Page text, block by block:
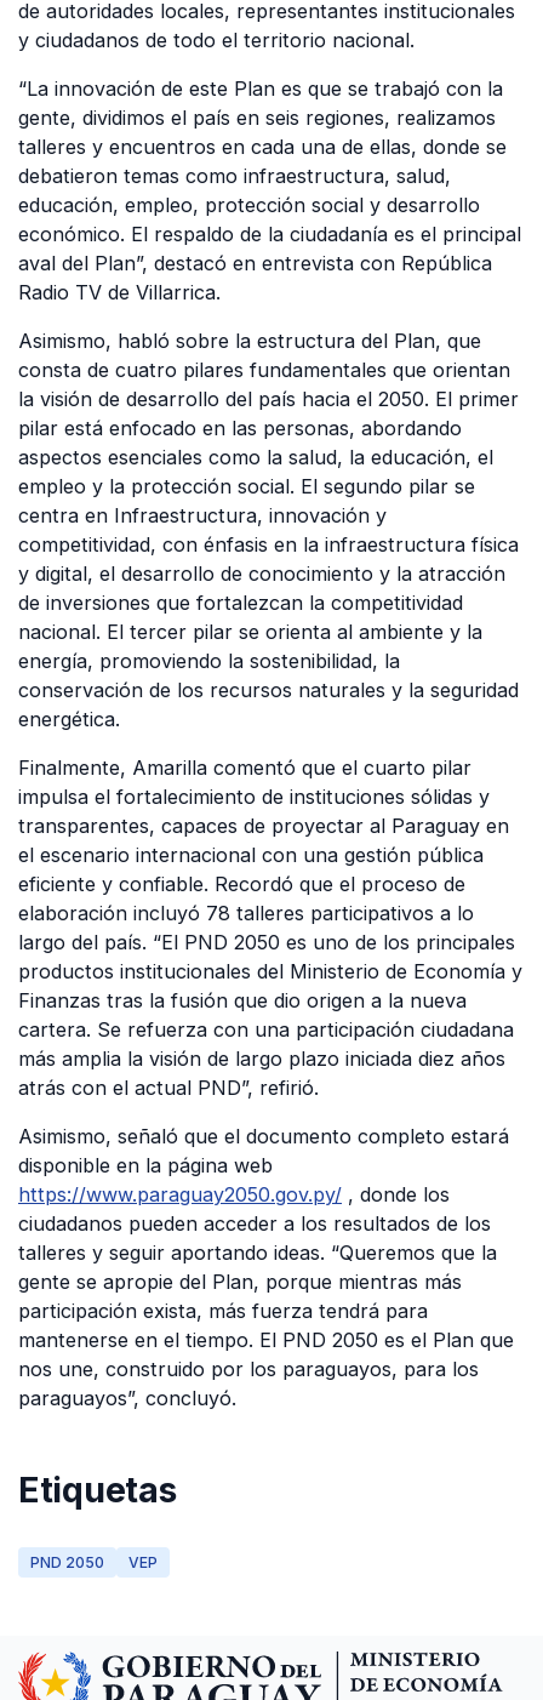
de autoridades locales, representantes institucionales
y ciudadanos de todo el territorio nacional.
“La innovación de este Plan es que se trabajó con la
gente, dividimos el país en seis regiones, realizamos
talleres y encuentros en cada una de ellas, donde se
debatieron temas como infraestructura, salud,
educación, empleo, protección social y desarrollo
económico. El respaldo de la ciudadanía es el principal
aval del Plan”, destacó en entrevista con República
Radio TV de Villarrica.
Asimismo, habló sobre la estructura del Plan, que
consta de cuatro pilares fundamentales que orientan
la visión de desarrollo del país hacia el 2050. El primer
pilar está enfocado en las personas, abordando
aspectos esenciales como la salud, la educación, el
empleo y la protección social. El segundo pilar se
centra en Infraestructura, innovación y
competitividad, con énfasis en la infraestructura física
y digital, el desarrollo de conocimiento y la atracción
de inversiones que fortalezcan la competitividad
nacional. El tercer pilar se orienta al ambiente y la
energía, promoviendo la sostenibilidad, la
conservación de los recursos naturales y la seguridad
energética.
Finalmente, Amarilla comentó que el cuarto pilar
impulsa el fortalecimiento de instituciones sólidas y
transparentes, capaces de proyectar al Paraguay en
el escenario internacional con una gestión pública
eficiente y confiable. Recordó que el proceso de
elaboración incluyó 78 talleres participativos a lo
largo del país. “El PND 2050 es uno de los principales
productos institucionales del Ministerio de Economía y
Finanzas tras la fusión que dio origen a la nueva
cartera. Se refuerza con una participación ciudadana
más amplia la visión de largo plazo iniciada diez años
atrás con el actual PND”, refirió.
Asimismo, señaló que el documento completo estará
disponible en la página web
https://www.paraguay2050.gov.py/ , donde los
ciudadanos pueden acceder a los resultados de los
talleres y seguir aportando ideas. “Queremos que la
gente se apropie del Plan, porque mientras más
participación exista, más fuerza tendrá para
mantenerse en el tiempo. El PND 2050 es el Plan que
nos une, construido por los paraguayos, para los
paraguayos”, concluyó.
Etiquetas
PND 2050 VEP